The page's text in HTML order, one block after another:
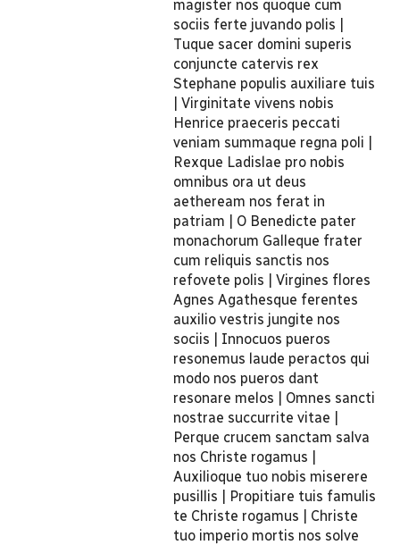
magister nos quoque cum
sociis ferte juvando polis |
Tuque sacer domini superis
conjuncte catervis rex
Stephane populis auxiliare tuis
| Virginitate vivens nobis
Henrice praeceris peccati
veniam summaque regna poli |
Rexque Ladislae pro nobis
omnibus ora ut deus
aetheream nos ferat in
patriam | O Benedicte pater
monachorum Galleque frater
cum reliquis sanctis nos
refovete polis | Virgines flores
Agnes Agathesque ferentes
auxilio vestris jungite nos
sociis | Innocuos pueros
resonemus laude peractos qui
modo nos pueros dant
resonare melos | Omnes sancti
nostrae succurrite vitae |
Perque crucem sanctam salva
nos Christe rogamus |
Auxilioque tuo nobis miserere
pusillis | Propitiare tuis famulis
te Christe rogamus | Christe
tuo imperio mortis nos solve